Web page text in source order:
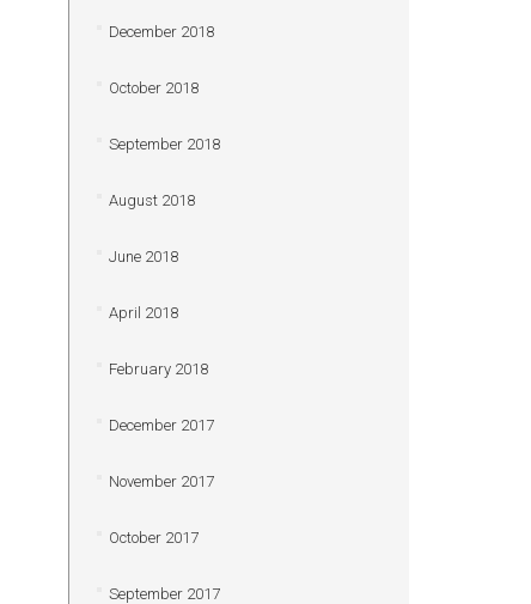
December 2018
October 2018
September 2018
August 2018
June 2018
April 2018
February 2018
December 2017
November 2017
October 2017
September 2017